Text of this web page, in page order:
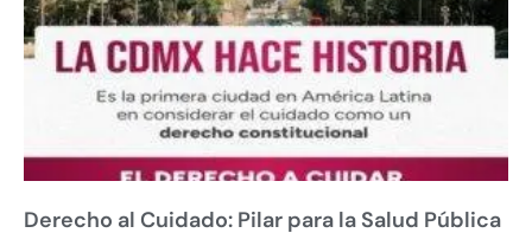
Derecho al Cuidado: Pilar para la Salud Pública